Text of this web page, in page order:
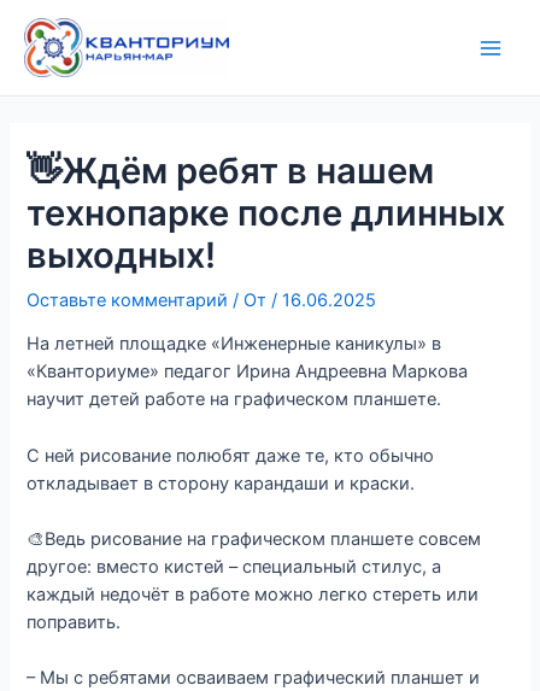
содержимому
👋Ждём ребят в нашем
технопарке после длинных
выходных!
Оставьте комментарий / От/16.06.2025
На летней площадке «Инженерные каникулы» в
«Кванториуме» педагог Ирина Андреевна Маркова
научит детей работе на графическом планшете.
С ней рисование полюбят даже те, кто обычно
откладывает в сторону карандаши и краски.
🎨Ведь рисование на графическом планшете совсем
другое: вместо кистей – специальный стилус, а
каждый недочёт в работе можно легко стереть или
поправить.
– Мы с ребятами осваиваем графический планшет и
по
записям